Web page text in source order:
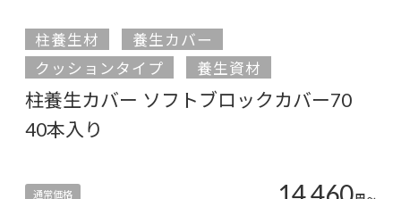
柱養生材
養生カバー
クッションタイプ
養生資材
柱養生カバー ソフトブロックカバー70
40本入り
通常価格